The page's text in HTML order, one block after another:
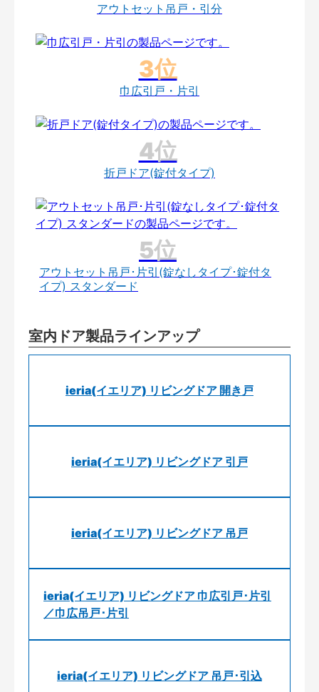
アウトセット吊戸・引分
巾広引戸・片引
折戸ドア(錠付タイプ)
アウトセット吊戸･片引(錠なしタイプ･錠付タ
イプ) スタンダード
室内ドア製品ラインアップ
ieria(イエリア) リビングドア 開き戸
ieria(イエリア) リビングドア 引戸
ieria(イエリア) リビングドア 吊戸
ieria(イエリア) リビングドア 巾広引戸･片引
／巾広吊戸･片引
ieria(イエリア) リビングドア 吊戸･引込